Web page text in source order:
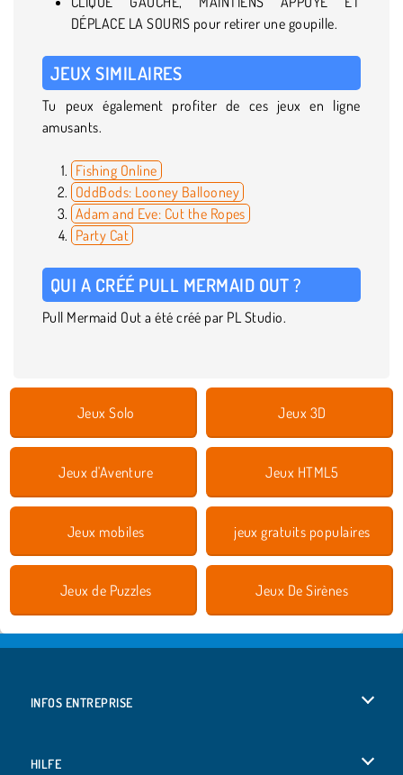
DÉPLACE LA SOURIS pour retirer une goupille.
JEUX SIMILAIRES
Tu peux également profiter de ces jeux en ligne
amusants.
Fishing Online
OddBods: Looney Ballooney
Adam and Eve: Cut the Ropes
Party Cat
QUI A CRÉÉ PULL MERMAID OUT ?
Pull Mermaid Out a été créé par PL Studio.
Jeux Solo Jeux 3D
Jeux d'Aventure Jeux HTML5
Jeux mobiles jeux gratuits populaires
Jeux de Puzzles Jeux De Sirènes
INFOS ENTREPRISE
HILFE